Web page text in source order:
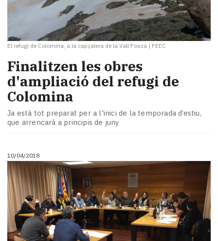
El refugi de Colomina, a la capçalera de la Vall Fosca | FEEC
Finalitzen les obres
d'ampliació del refugi de
Colomina
Ja està tot preparat per a l'inici de la temporada d’estiu,
que arrencarà a principis de juny
10/04/2018